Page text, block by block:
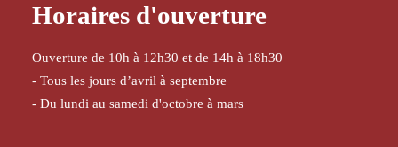
Horaires d'ouverture
Ouverture de 10h à 12h30 et de 14h à 18h30
- Tous les jours d’avril à septembre
- Du lundi au samedi d'octobre à mars